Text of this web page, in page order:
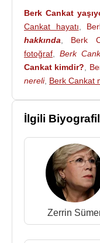
2013 - Sana Bir
2013 - Medcezir
Berk Cankat
Cankat hayatı
hakkında
Berk
fotoğraf ,Berk
Cankat kimdir?
nereli, Berk Cankat
İlgili
Zerrin